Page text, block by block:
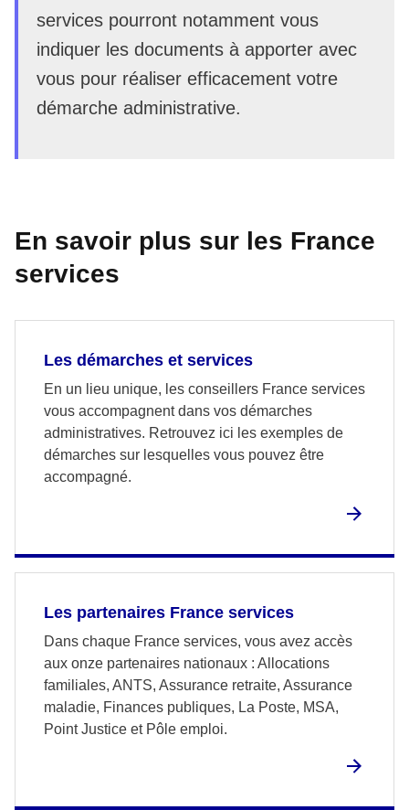
services pourront notamment vous
indiquer les documents à apporter avec
vous pour réaliser efficacement votre
démarche administrative.
En savoir plus sur les France
services
Les démarches et services
En un lieu unique, les conseillers France services
vous accompagnent dans vos démarches
administratives. Retrouvez ici les exemples de
démarches sur lesquelles vous pouvez être
accompagné.
Les partenaires France services
Dans chaque France services, vous avez accès
aux onze partenaires nationaux : Allocations
familiales, ANTS, Assurance retraite, Assurance
maladie, Finances publiques, La Poste, MSA,
Point Justice et Pôle emploi.